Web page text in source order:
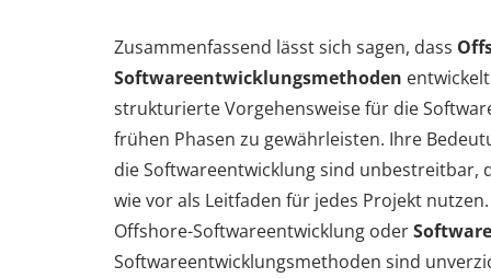
Zusammenfassend lässt sich sagen, dass
Softwareentwicklungsmethoden
strukturierte Vorgehensweise für die
frühen Phasen zu gewährleisten. Ihre
die Softwareentwicklung sind unbestreitbar,
wie vor als Leitfaden für jedes Projekt
Offshore-Softwareentwicklung oder
Softwareentwicklungsmethoden sind